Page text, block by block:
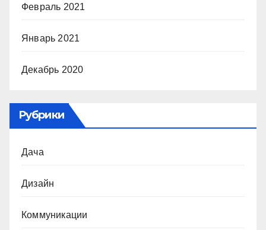
Февраль 2021
Январь 2021
Декабрь 2020
Рубрики
Дача
Дизайн
Коммуникации